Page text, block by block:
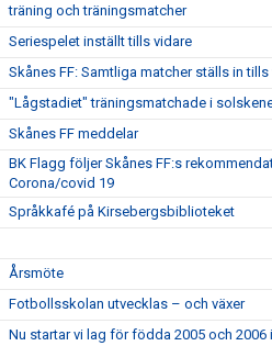
träning och träningsmatcher
Seriespelet inställt tills vidare
Skånes FF: Samtliga matcher ställs in tills
"Lågstadiet" träningsmatchade i
Skånes FF meddelar
BK Flagg följer Skånes FF:s
Corona/covid 19
Språkkafé på Kirsebergsbiblioteket
Årsmöte
Fotbollsskolan utvecklas – och växer
Nu startar vi lag för födda 2005 och 2006